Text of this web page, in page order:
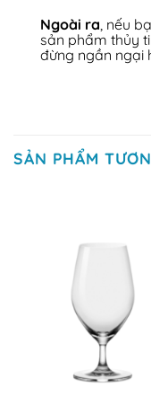
Ngoài ra , nếu
sản phẩm thủy
đừng ngần ngại
SẢN PHẨM